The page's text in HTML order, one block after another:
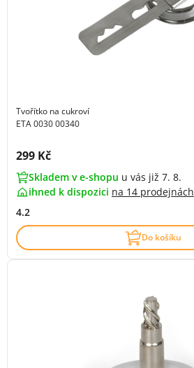
Tvořítko na cukroví
ETA 0030 00340
Cena s DPH:
299 Kč
Skladem v e-shopu u vás již 7. 8.
ihned k dispozici na 14 prodejnách
4.2
Do košíku